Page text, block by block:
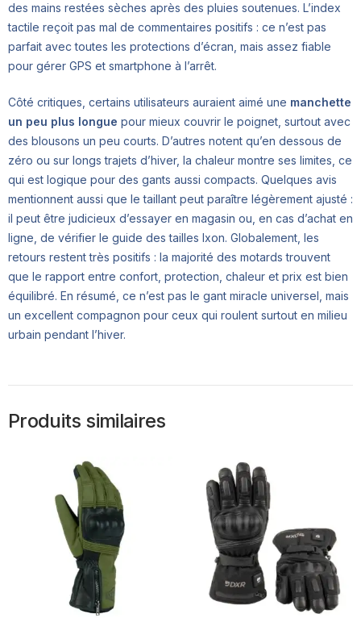
des mains restées sèches après des pluies soutenues. L’index
tactile reçoit pas mal de commentaires positifs : ce n’est pas
parfait avec toutes les protections d’écran, mais assez fiable
pour gérer GPS et smartphone à l’arrêt.
Côté critiques, certains utilisateurs auraient aimé une manchette
un peu plus longue pour mieux couvrir le poignet, surtout avec
des blousons un peu courts. D’autres notent qu’en dessous de
zéro ou sur longs trajets d’hiver, la chaleur montre ses limites, ce
qui est logique pour des gants aussi compacts. Quelques avis
mentionnent aussi que le taillant peut paraître légèrement ajusté :
il peut être judicieux d’essayer en magasin ou, en cas d’achat en
ligne, de vérifier le guide des tailles Ixon. Globalement, les
retours restent très positifs : la majorité des motards trouvent
que le rapport entre confort, protection, chaleur et prix est bien
équilibré. En résumé, ce n’est pas le gant miracle universel, mais
un excellent compagnon pour ceux qui roulent surtout en milieu
urbain pendant l’hiver.
Produits similaires